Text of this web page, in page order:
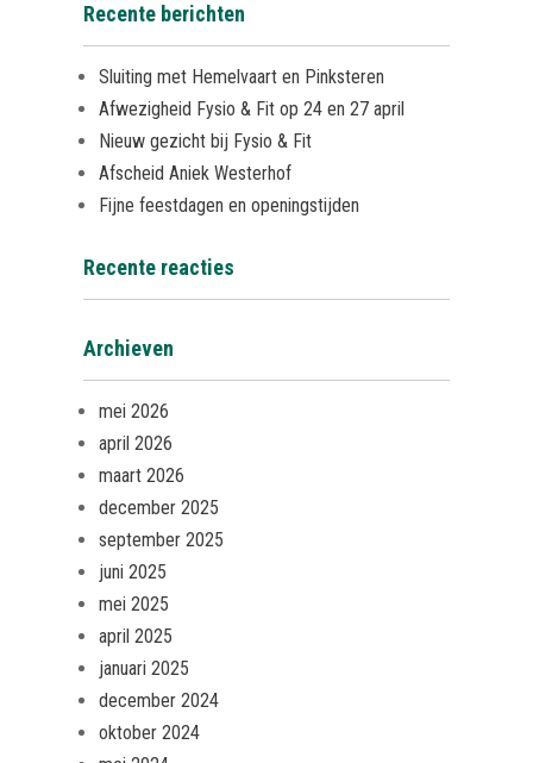
Recente berichten
Sluiting met Hemelvaart en Pinksteren
Afwezigheid Fysio & Fit op 24 en 27 april
Nieuw gezicht bij Fysio & Fit
Afscheid Aniek Westerhof
Fijne feestdagen en openingstijden
Recente reacties
Archieven
mei 2026
april 2026
maart 2026
december 2025
september 2025
juni 2025
mei 2025
april 2025
januari 2025
december 2024
oktober 2024